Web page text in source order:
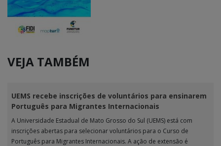
VEJA TAMBÉM
UEMS recebe inscrições de voluntários para ensinarem
Português para Migrantes Internacionais
A Universidade Estadual de Mato Grosso do Sul (UEMS) está com
inscrições abertas para selecionar voluntários para o Curso de
Português para Migrantes Internacionais. A ação de extensão é